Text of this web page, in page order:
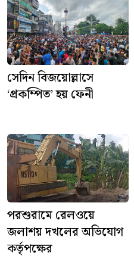
সেদিন বিজয়োল্লাসে
‘প্রকম্পিত’ হয় ফেনী
পরশুরামে রেলওয়ে
জলাশয় দখলের অভিযোগ
কর্তৃপক্ষের